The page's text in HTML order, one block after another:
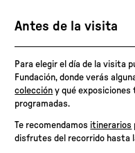
Antes de la visita
Para elegir el día de la visita
Fundación, donde verás
colección y qué
programadas.
Te recomendamos itinerarios
disfrutes del recorrido hasta